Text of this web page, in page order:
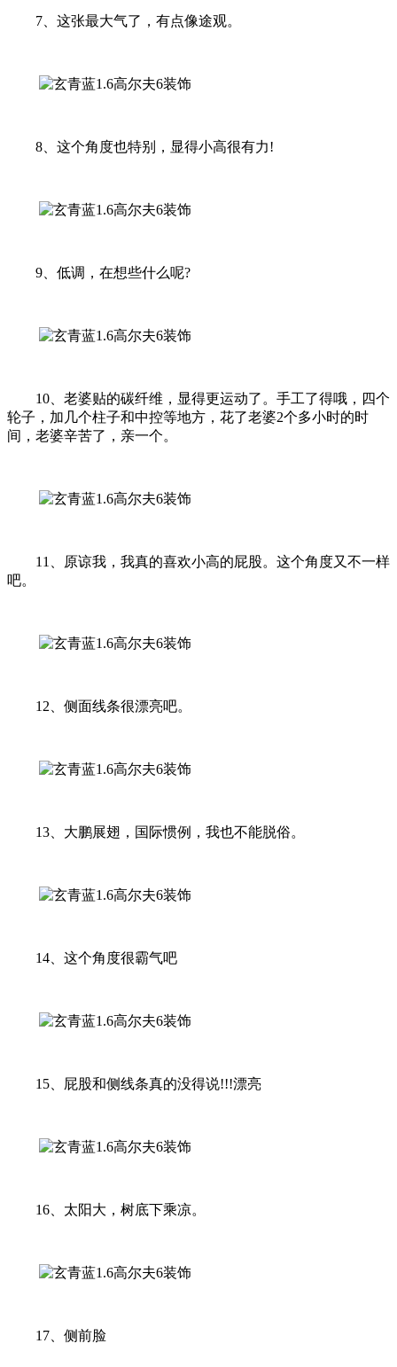
7、这张最大气了，有点像途观。
8、这个角度也特别，显得小高很有力!
9、低调，在想些什么呢?
10、老婆贴的碳纤维，显得更运动了。手工了得哦，四个
轮子，加几个柱子和中控等地方，花了老婆2个多小时的时
间，老婆辛苦了，亲一个。
11、原谅我，我真的喜欢小高的屁股。这个角度又不一样
吧。
12、侧面线条很漂亮吧。
13、大鹏展翅，国际惯例，我也不能脱俗。
14、这个角度很霸气吧
15、屁股和侧线条真的没得说!!!漂亮
16、太阳大，树底下乘凉。
17、侧前脸